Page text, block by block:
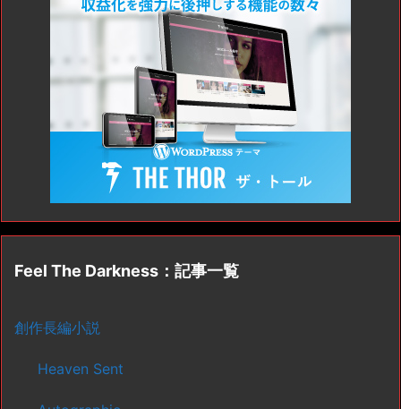
Feel The Darkness：記事一覧
創作長編小説
Heaven Sent